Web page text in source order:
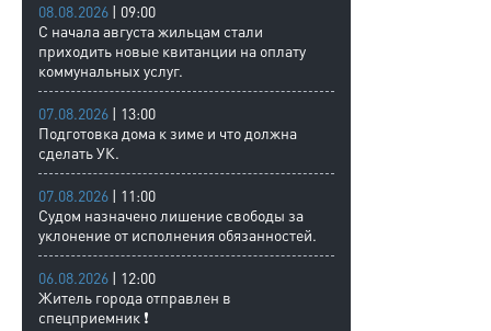
08.08.2026 | 09:00
С начала августа жильцам стали
приходить новые квитанции на оплату
коммунальных услуг.
07.08.2026 | 13:00
Подготовка дома к зиме и что должна
сделать УК.
07.08.2026 | 11:00
Судом назначено лишение свободы за
уклонение от исполнения обязанностей.
06.08.2026 | 12:00
Житель города отправлен в
спецприемник ❗